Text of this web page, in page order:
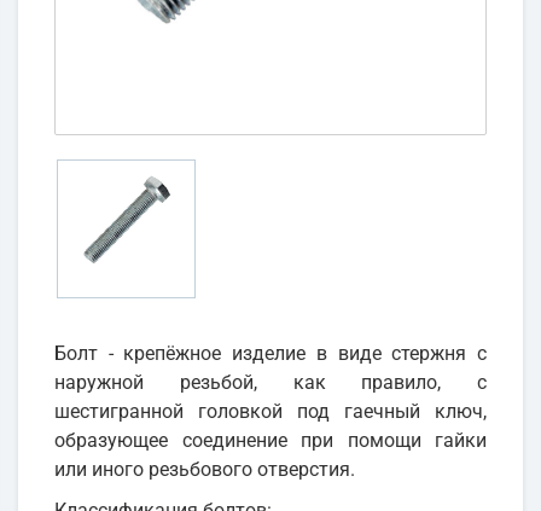
Болт - крепёжное изделие в виде стержня с
наружной резьбой, как правило, с
шестигранной головкой под гаечный ключ,
образующее соединение при помощи гайки
или иного резьбового отверстия.